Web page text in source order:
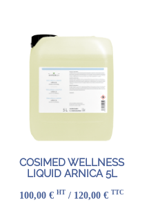
COSIMED WELLNESS
LIQUID ARNICA 5L
100,00 € HT / 120,00 € TTC